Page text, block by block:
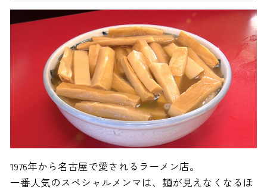
1976年から名古屋で愛されるラーメン店。
一番人気のスペシャルメンマは、麺が見えなくなるほ